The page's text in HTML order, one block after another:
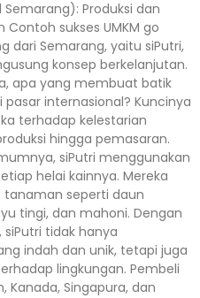
Produksi dan
sukses UMKM go
dari Semarang, yaitu siPutri,
konsep berkelanjutan.
apa yang membuat batik
internasional? Kuncinya
terhadap kelestarian
hingga pemasaran.
siPutri menggunakan
helai kainnya. Mereka
seperti daun
tingi, dan mahoni. Dengan
tidak hanya
indah dan unik, tetapi juga
lingkungan. Pembeli
Kanada, Singapura, dan